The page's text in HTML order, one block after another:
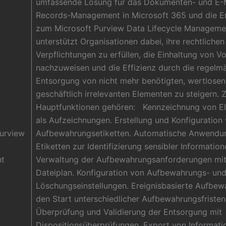
Records-Management in Microsoft 365 und die
zum Microsoft Purview Data Lifecycle
unterstützt Organisationen dabei, ihre rechtlichen
Verpflichtungen zu erfüllen, die Einhaltung von
nachzuweisen und die Effizienz durch die
Entsorgung von nicht mehr benötigten,
geschäftlich irrelevanten Elementen zu steigern.
Hauptfunktionen gehören: Kennzeichnung von
als Aufzeichnungen. Erstellung und Konfiguration
Aufbewahrungsetiketten. Automatische
Etiketten zur Identifizierung sensibler
Verwaltung der Aufbewahrungsanforderungen
Dateiplan. Konfiguration von Aufbewahrungs- und
Löschungseinstellungen. Ereignisbasierte
den Start unterschiedlicher
Überprüfung und Validierung der Entsorgung mit